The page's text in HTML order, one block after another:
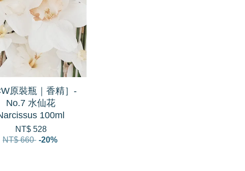
原裝瓶｜香精］-
No.7 水仙花
100ml
NT$ 528
NT$ 660 -20%